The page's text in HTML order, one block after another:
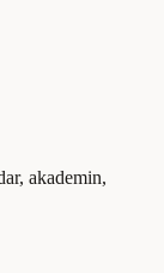
akademin,